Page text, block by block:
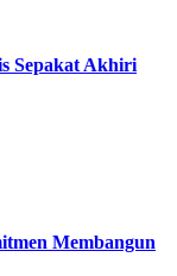
Sepakat Akhiri
Membangun